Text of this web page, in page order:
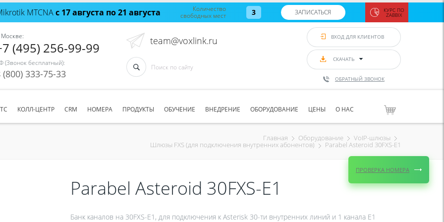
MTCNAс 17 августа по 21 августа
Количество
свободных мест
3 ЗАПИСАТЬСЯ КУРС ПО
ZABBIX
ВХОД ДЛЯ КЛИЕНТОВ
СКАЧАТЬ
ОБРАТНЫЙ ЗВОНОК
(495) 256-99-99
(Звонок бесплатный):
(800) 333-75-33
team@voxlink.ru
КОЛЛ-ЦЕНТР CRM НОМЕРА ПРОДУКТЫ ОБУЧЕНИЕ ВНЕДРЕНИЕ ОБОРУДОВАНИЕ ЦЕНЫ О НАС
Главная Оборудование VoIP-шлюзы
Шлюзы FXS (для подключения внутренних абонентов) Parabel Asteroid 30FXS-E1
Parabel Asteroid 30FXS-E1
Банк каналов на 30FXS-E1, для подключения к Asterisk 30-ти внутренних линий и 1 канала E1
ПРОВЕРКА НОМЕРА